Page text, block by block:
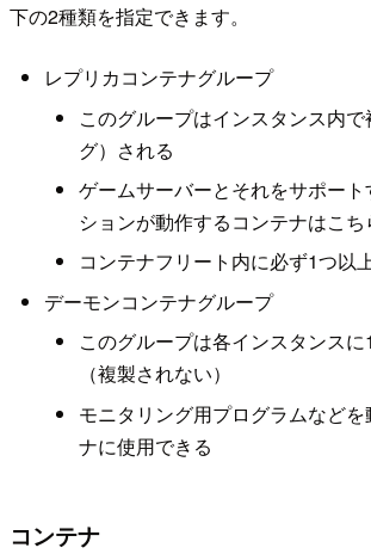
下の2種類を指定できます。
レプリカコンテナグループ
このグループはインスタンス内
グ）される
ゲームサーバーとそれをサポー
ションが動作するコンテナはこち
コンテナフリート内に必ず1つ以上
デーモンコンテナグループ
このグループは各インスタンス
（複製されない）
モニタリング用プログラムなど
ナに使用できる
コンテナ